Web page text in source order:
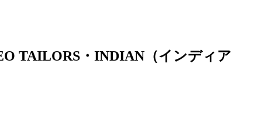
TAILORS・INDIAN（インディア